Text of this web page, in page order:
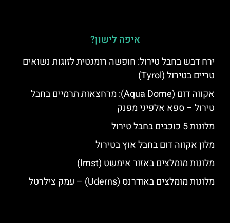
איפה לישון?
ירח דבש בחבל טירול: חופשה רומנטית לזוגות נשואים
טריים בטירול (Tyrol)
אקווה דום (Aqua Dome): מרחצאות תרמיים בחבל
טירול – ספא אלפיני מפנק
מלונות 5 כוכבים בחבל טירול
מלון אקווה דום בחבל אוץ בטירול
מלונות מומלצים באזור אימשט (Imst)
מלונות מומלצים באודרנס (Uderns) – עמק צילרטל